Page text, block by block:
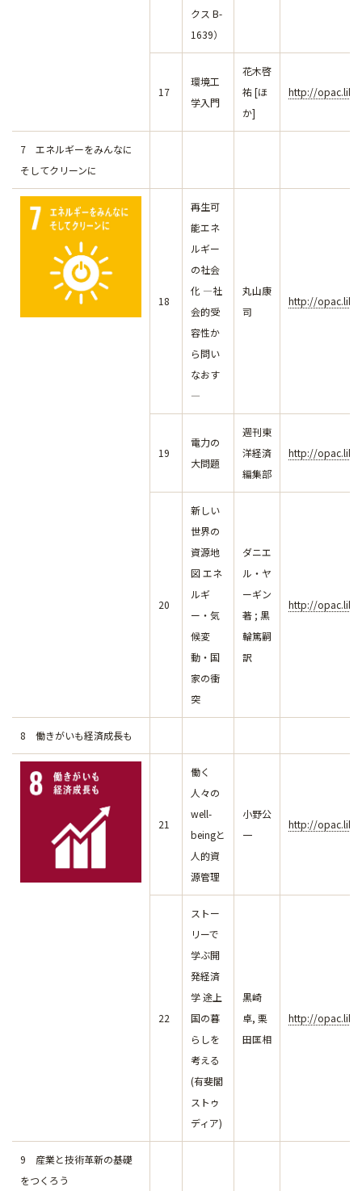
クス B-
1639）
17
環境工
学入門
花木啓
祐 [ほ
か]
http://
7 エネルギーをみんなに
そしてクリーンに
18
再生可
能エネ
ルギー
の社会
化 ―社
会的受
容性か
ら問い
なおす
―
丸山康
司
http://
19
電力の
大問題
週刊東
洋経済
編集部
http://
20
新しい
世界の
資源地
図 エネ
ルギ
ー・気
候変
動・国
家の衝
突
ダニエ
ル・ヤ
ーギン
著 ; 黒
輪篤嗣
訳
http://
8 働きがいも経済成長も
21
働く
人々の
well-
beingと
人的資
源管理
小野公
一
http://
22
ストー
リーで
学ぶ開
発経済
学 途上
国の暮
らしを
考える
(有斐閣
ストゥ
ディア)
黒崎
卓, 栗
田匡相
http://
9 産業と技術革新の基礎
をつくろう